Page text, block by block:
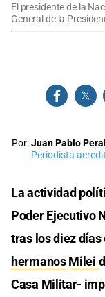
El presidente de la
General de la
Por:Juan Pablo
Periodista
La actividad
Poder Ejecutivo
tras los diez días
hermanos Milei
Casa Militar-